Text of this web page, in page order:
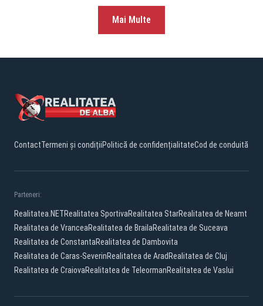
Mai Multe
ContactTermeni și condițiiPolitică de confidențialitateCod de conduită
Parteneri:
Realitatea.NETRealitatea SportivaRealitatea StarRealitatea de Neamt
Realitatea de VranceaRealitatea de BrailaRealitatea de Suceava
Realitatea de ConstantaRealitatea de Dambovita
Realitatea de Caras-SeverinRealitatea de Arad Realitatea de Cluj
Realitatea de CraiovaRealitatea de TeleormanRealitatea de Vaslui